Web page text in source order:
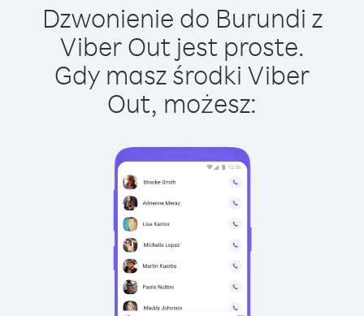
Dzwonienie do Burundi z
Viber Out jest proste.
Gdy masz środki Viber
Out, możesz: